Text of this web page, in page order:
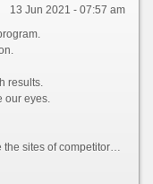
13 Jun 2021 - 07:57 am
results.
our eyes.
to omit them in the search results.